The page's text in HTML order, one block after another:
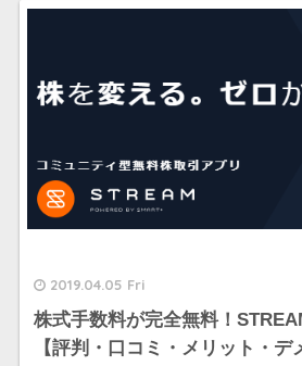
2019.04.05 Fri
株式手数料が完全無料！
【評判・口コミ・メリット・デ